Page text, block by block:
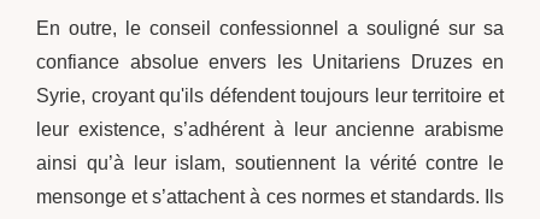
En outre, le conseil confessionnel a souligné sur sa
confiance absolue envers les Unitariens Druzes en
Syrie, croyant qu'ils défendent toujours leur territoire et
leur existence, s’adhérent à leur ancienne arabisme
ainsi qu’à leur islam, soutiennent la vérité contre le
mensonge et s’attachent à ces normes et standards. Ils